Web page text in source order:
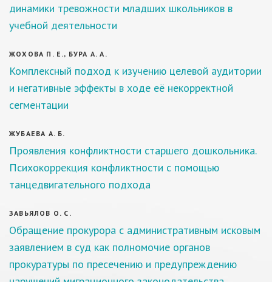
динамики тревожности младших школьников в
учебной деятельности
ЖОХОВА П. Е., БУРА А. А.
Комплексный подход к изучению целевой аудитории
и негативные эффекты в ходе её некорректной
сегментации
ЖУБАЕВА А. Б.
Проявления конфликтности старшего дошкольника.
Психокоррекция конфликтности с помощью
танцедвигательного подхода
ЗАВЬЯЛОВ О. С.
Обращение прокурора с административным исковым
заявлением в суд как полномочие органов
прокуратуры по пресечению и предупреждению